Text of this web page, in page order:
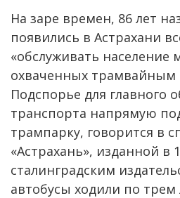
На заре времен, 86 лет
появились в Астрахани
«обслуживать население
охваченных трамвайным
Подспорье для главного
транспорта напрямую
трампарку, говорится в
«Астрахань», изданной в
сталинградским
автобусы ходили по